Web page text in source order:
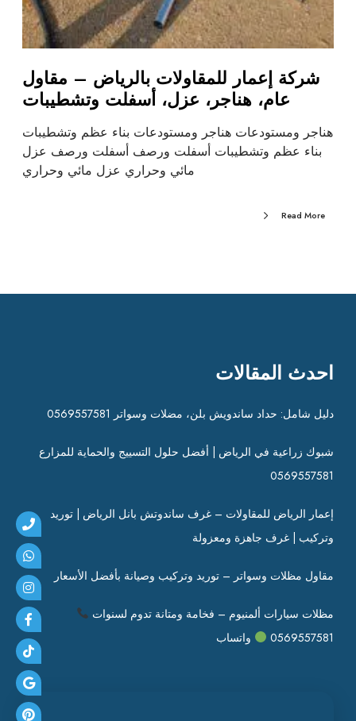
شركة إعمار للمقاولات بالرياض – مقاول
عام، هناجر، عزل، أسفلت وتشطيبات
هناجر ومستودعات هناجر ومستودعات بناء عظم وتشطيبات
بناء عظم وتشطيبات أسفلت ورصف أسفلت ورصف عزل
مائي وحراري عزل مائي وحراري
Read More
احدث المقالات
دليل شامل: حداد ساندويش بلن، مضلات وسواتر 0569557581
شبوك زراعية في الرياض | أفضل حلول التسييج والحماية للمزارع
0569557581
إعمار الرياض للمقاولات – غرف ساندوتش بانل الرياض | توريد
وتركيب | غرف جاهزة ومعزولة
مقاول مظلات وسواتر – توريد وتركيب وصيانة بأفضل الأسعار
مظلات سيارات ألمنيوم – فخامة ومتانة تدوم لسنوات
0569557581
واتساب